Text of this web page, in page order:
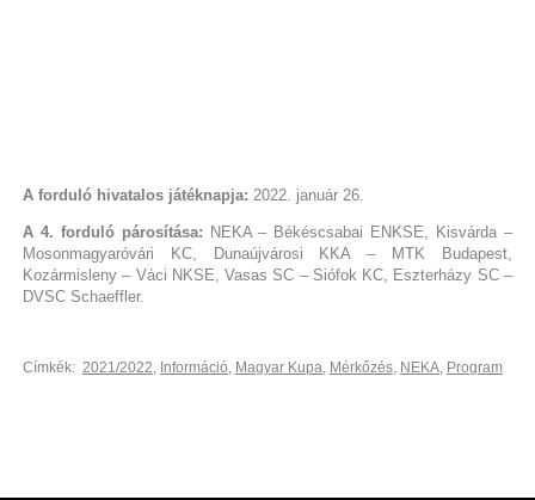
A forduló hivatalos játéknapja: 2022. január 26.
A 4. forduló párosítása: NEKA – Békéscsabai ENKSE, Kisvárda –
Mosonmagyaróvári KC, Dunaújvárosi KKA – MTK Budapest,
Kozármisleny – Váci NKSE, Vasas SC – Siófok KC, Eszterházy SC –
DVSC Schaeffler.
Címkék: 2021/2022, Információ, Magyar Kupa, Mérkőzés, NEKA, Program